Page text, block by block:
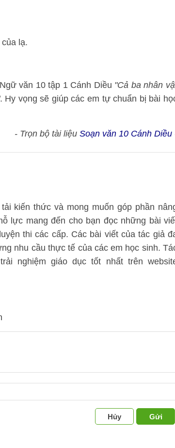
lạ.
văn 10 tập 1 Cánh Diều "Cả ba nhân
. Hy vọng sẽ giúp các em tự chuẩn bị bài
- Trọn bộ tài liệuSoạn văn 10 Cánh Diều
kiến thức và mong muốn góp phần
lực mang đến cho bạn đọc những bài
thi các cấp. Các bài viết của tác giả
nhu cầu thực tế của các em học sinh.
nghiệm giáo dục tốt nhất trên
Hủy Gửi